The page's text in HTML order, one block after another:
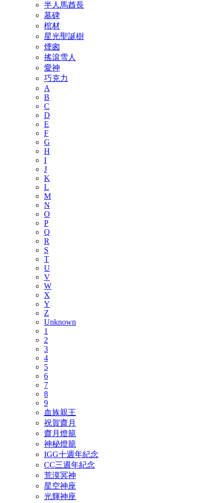
半人馬酋長
墓碑
棺材
星光聖誕樹
煙囪
搖滾雪人
愛神
巧克力
A
B
C
D
E
F
G
H
I
J
K
L
M
N
O
P
Q
R
S
T
U
V
W
X
Y
Z
Unknown
1
2
3
4
5
6
7
8
9
血族親王
祝賀齋月
齋月燈籠
神秘燈籠
IGG十週年紀念
CC三週年紀念
荒漠冥神
星空神座
光輝神座